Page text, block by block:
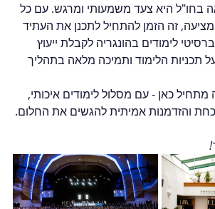
בחו"ל היא צעד משמעותי ומרגש. עם כל
מציעה, זה הזמן להתחיל לתכנן את העתיד
לימודים בהונגריה לקבלת ייעוץ
תכניות הלימוד ותמיכה מלאה בתהליך
כאן - עם מסלול לימודים איכותי,
והזדמנות אמיתית להגשים את החלום.